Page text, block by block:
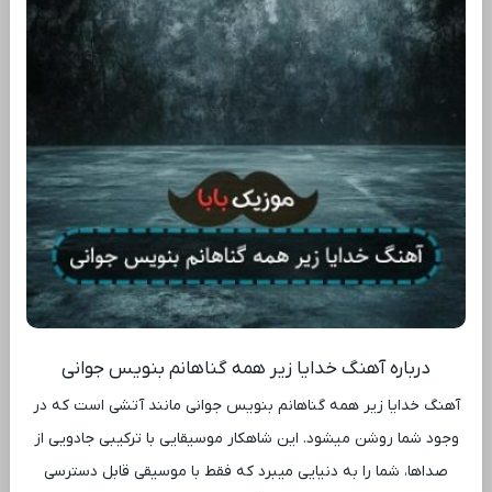
درباره آهنگ خدایا زیر همه گناهانم بنویس جوانی
آهنگ خدایا زیر همه گناهانم بنویس جوانی مانند آتشی است که در
وجود شما روشن میشود. این شاهکار موسیقایی با ترکیبی جادویی از
صداها، شما را به دنیایی میبرد که فقط با موسیقی قابل دسترسی